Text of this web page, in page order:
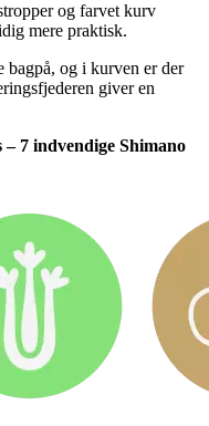
og farvet kurv
mere praktisk.
bagpå, og i kurven er der
giver en
7 indvendige Shimano